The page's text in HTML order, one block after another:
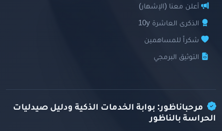
أعلن معنا (الإشهار)
الذكرى العاشرة 10y
شكراً للمساهمين
التوثيق البرمجي
مرحباناظور: بوابة الخدمات الذكية ودليل صيدليات
الحراسة بالناظور